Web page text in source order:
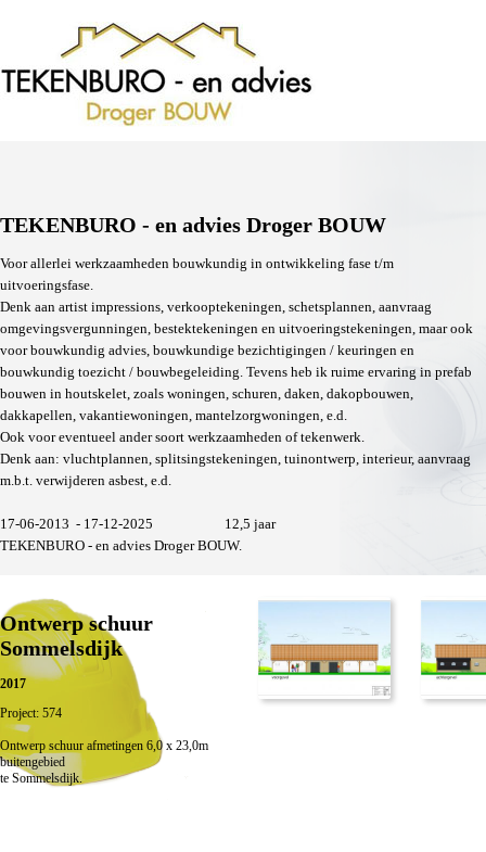
TEKENBURO - en advies Droger BOUW
Voor allerlei werkzaamheden bouwkundig in ontwikkeling fase t/m
uitvoeringsfase.
Denk aan artist impressions, verkooptekeningen, schetsplannen, aanvraag
omgevingsvergunningen, bestektekeningen en uitvoeringstekeningen, maar ook
voor bouwkundig advies, bouwkundige bezichtigingen / keuringen en
bouwkundig toezicht / bouwbegeleiding. Tevens heb ik ruime ervaring in prefab
bouwen in houtskelet, zoals woningen, schuren, daken, dakopbouwen,
dakkapellen, vakantiewoningen, mantelzorgwoningen, e.d.
Ook voor eventueel ander soort werkzaamheden of tekenwerk.
Denk aan: vluchtplannen, splitsingstekeningen, tuinontwerp, interieur, aanvraag
m.b.t. verwijderen asbest, e.d.
17-06-2013 - 17-12-2025 12,5 jaar
TEKENBURO - en advies Droger BOUW.
Ontwerp schuur
Sommelsdijk
2017
Project: 574
Ontwerp schuur afmetingen 6,0 x 23,0m
buitengebied
te Sommelsdijk.